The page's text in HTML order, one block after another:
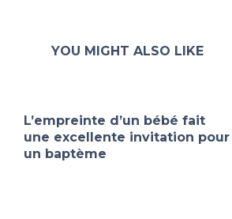
YOU MIGHT ALSO LIKE
L’empreinte d’un bébé fait
une excellente invitation pour
un baptème